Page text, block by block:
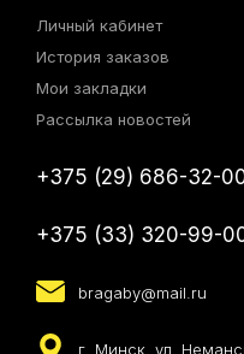
Личный кабинет
История заказов
Мои закладки
Рассылка новостей
+375 (29) 686-32-
+375 (33) 320-99-
bragaby@mail.ru
г. Минск, ул.